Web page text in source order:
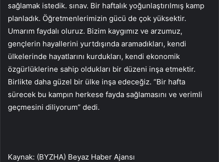
sağlamak istedik. sınav. Bir haftalık yoğunlaştırılmış kamp
planladık. Öğretmenlerimizin gücü de çok yüksektir.
Umarım faydalı oluruz. Bizim kaygımız ve arzumuz,
gençlerin hayallerini yurtdışında aramadıkları, kendi
ülkelerinde hayatlarını kurdukları, kendi ekonomik
özgürlüklerine sahip oldukları bir düzeni inşa etmektir.
Birlikte daha güzel bir ülke inşa edeceğiz. “Bir hafta
sürecek bu kampın herkese fayda sağlamasını ve verimli
geçmesini diliyorum” dedi.
Kaynak: (BYZHA) Beyaz Haber Ajansı